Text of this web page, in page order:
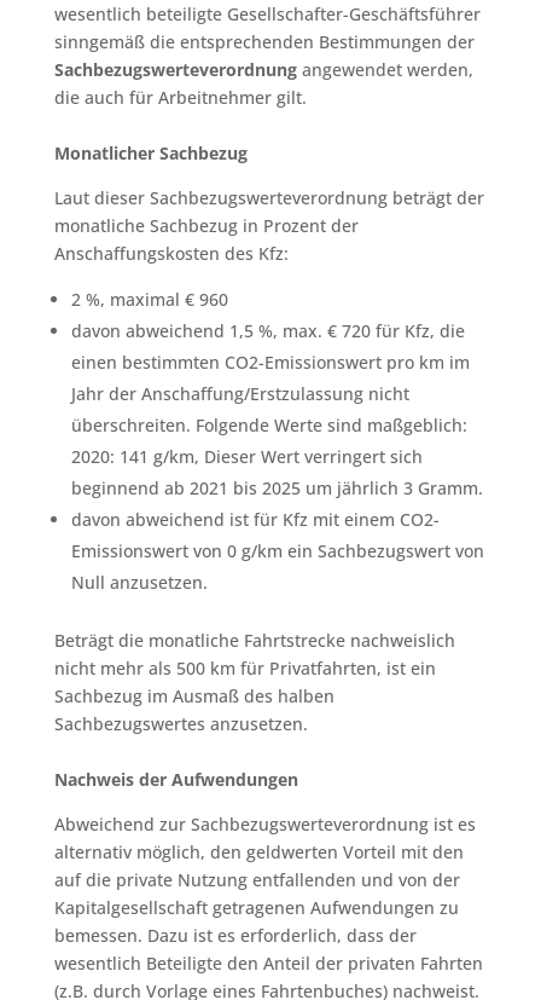
wesentlich beteiligte Gesellschafter-Geschäftsführer
sinngemäß die entsprechenden Bestimmungen der
Sachbezugswerteverordnung angewendet werden,
die auch für Arbeitnehmer gilt.
Monatlicher Sachbezug
Laut dieser Sachbezugswerteverordnung beträgt der
monatliche Sachbezug in Prozent der
Anschaffungskosten des Kfz:
2 %, maximal € 960
davon abweichend 1,5 %, max. € 720 für Kfz, die
einen bestimmten CO2-Emissionswert pro km im
Jahr der Anschaffung/Erstzulassung nicht
überschreiten. Folgende Werte sind maßgeblich:
2020: 141 g/km, Dieser Wert verringert sich
beginnend ab 2021 bis 2025 um jährlich 3 Gramm.
davon abweichend ist für Kfz mit einem CO2-
Emissionswert von 0 g/km ein Sachbezugswert von
Null anzusetzen.
Beträgt die monatliche Fahrtstrecke nachweislich
nicht mehr als 500 km für Privatfahrten, ist ein
Sachbezug im Ausmaß des halben
Sachbezugswertes anzusetzen.
Nachweis der Aufwendungen
Abweichend zur Sachbezugswerteverordnung ist es
alternativ möglich, den geldwerten Vorteil mit den
auf die private Nutzung entfallenden und von der
Kapitalgesellschaft getragenen Aufwendungen zu
bemessen. Dazu ist es erforderlich, dass der
wesentlich Beteiligte den Anteil der privaten Fahrten
(z.B. durch Vorlage eines Fahrtenbuches) nachweist.